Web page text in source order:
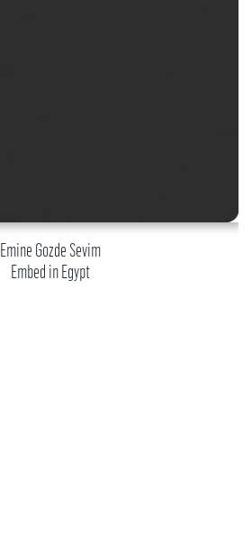
Emine Gozde Sevim
Embed in Egypt